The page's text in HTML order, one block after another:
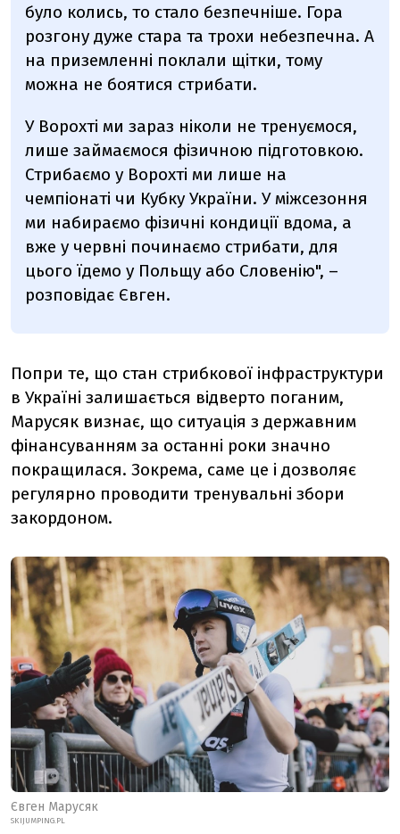
було колись, то стало безпечніше. Гора
розгону дуже стара та трохи небезпечна. А
на приземленні поклали щітки, тому
можна не боятися стрибати.
У Ворохті ми зараз ніколи не тренуємося,
лише займаємося фізичною підготовкою.
Стрибаємо у Ворохті ми лише на
чемпіонаті чи Кубку України. У міжсезоння
ми набираємо фізичні кондиції вдома, а
вже у червні починаємо стрибати, для
цього їдемо у Польщу або Словенію", –
розповідає Євген.
Попри те, що стан стрибкової інфраструктури
в Україні залишається відверто поганим,
Марусяк визнає, що ситуація з державним
фінансуванням за останні роки значно
покращилася. Зокрема, саме це і дозволяє
регулярно проводити тренувальні збори
закордоном.
Євген Марусяк
SKIJUMPING.PL